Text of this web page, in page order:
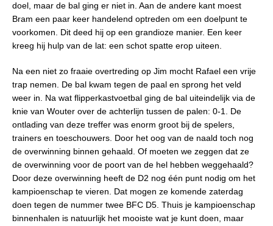
doel, maar de bal ging er niet in. Aan de andere kant moest
Bram een paar keer handelend optreden om een doelpunt te
voorkomen. Dit deed hij op een grandioze manier. Een keer
kreeg hij hulp van de lat: een schot spatte erop uiteen.
Na een niet zo fraaie overtreding op Jim mocht Rafael een vrije
trap nemen. De bal kwam tegen de paal en sprong het veld
weer in. Na wat flipperkastvoetbal ging de bal uiteindelijk via de
knie van Wouter over de achterlijn tussen de palen: 0-1. De
ontlading van deze treffer was enorm groot bij de spelers,
trainers en toeschouwers. Door het oog van de naald toch nog
de overwinning binnen gehaald. Of moeten we zeggen dat ze
de overwinning voor de poort van de hel hebben weggehaald?
Door deze overwinning heeft de D2 nog één punt nodig om het
kampioenschap te vieren. Dat mogen ze komende zaterdag
doen tegen de nummer twee BFC D5. Thuis je kampioenschap
binnenhalen is natuurlijk het mooiste wat je kunt doen, maar